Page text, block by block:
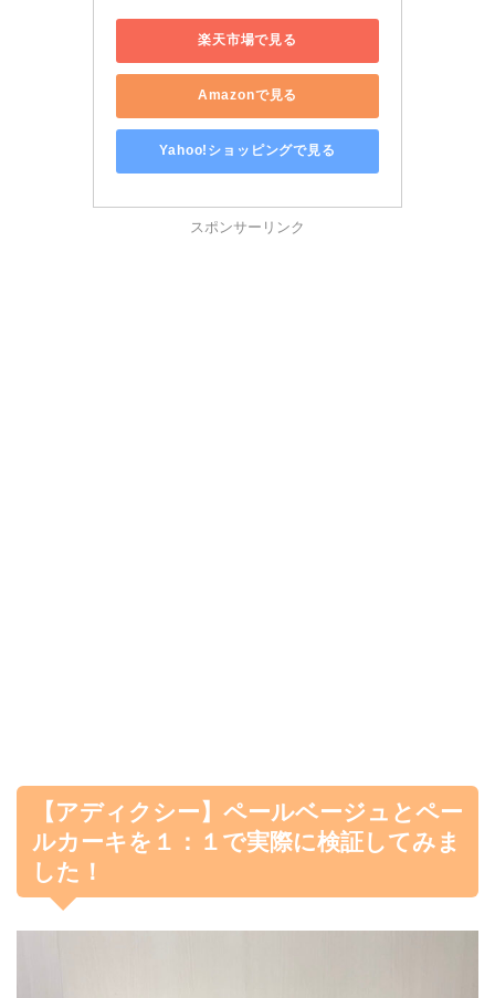
楽天市場で見る
Amazonで見る
Yahoo!ショッピングで見る
スポンサーリンク
【アディクシー】ペールベージュとペー
ルカーキを１：１で実際に検証してみま
した！